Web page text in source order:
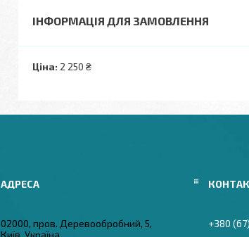
ІНФОРМАЦІЯ ДЛЯ ЗАМОВЛЕННЯ
Ціна: 2 250 ₴
02000, пров. Деревообробний, 5,
Київ, Україна
+380